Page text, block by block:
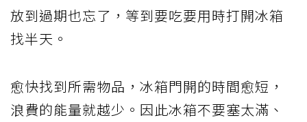
放到過期也忘了，等到要吃要用時打開冰箱
找半天。
愈快找到所需物品，冰箱門開的時間愈短，
浪費的能量就越少。因此冰箱不要塞太滿、